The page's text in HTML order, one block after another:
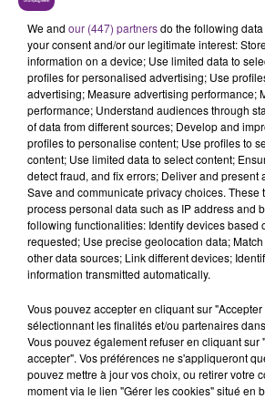
LA CENTRALE NUCLÉAIRE DE
TOUJOURS À L'ARRÊT
Cela fait déjà une semaine que
nucléaire ardennaise est à
justifiée par la sécheresse
présente.
LE MAGASIN JOUÉCLUB DE
SES PORTES
C'était l'une des institutions du
rémois. Le magasin JouéClub
fermer ses portes.
TITRES DIFFUSÉS
We and our (447) partnersdo the following
your consent and/or our legitimate interest:
information on a device; Use limited data to
profiles for personalised advertising; Use
advertising; Measure advertising performance;
performance; Understand audiences through
of data from different sources; Develop and
profiles to personalise content; Use profiles to
content; Use limited data to select content;
detect fraud, and fix errors; Deliver and present
Save and communicate privacy choices. These
process personal data such as IP address and
following functionalities: Identify devices based
requested; Use precise geolocation data;
other data sources; Link different devices;
information transmitted automatically.
Vous pouvez accepter en cliquant sur
sélectionnant les finalités et/ou partenaires
Vous pouvez également refuser en cliquant sur
accepter". Vos préférences ne s'appliqueront
pouvez mettre à jour vos choix, ou retirer votre
moment via le lien "Gérer les cookies" situé en